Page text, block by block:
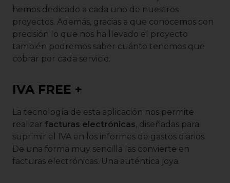
hemos dedicado a cada uno de nuestros
proyectos. Además, gracias a que conocemos con
precisión lo que nos ha llevado el proyecto
también podremos saber cuánto tenemos que
cobrar por cada servicio.
IVA FREE +
La tecnología de esta aplicación nos permite
realizar facturas electrónicas, diseñadas para
suprimir el IVA en los informes de gastos diarios.
De una forma muy sencilla las convierte en
facturas electrónicas. Una auténtica joya.